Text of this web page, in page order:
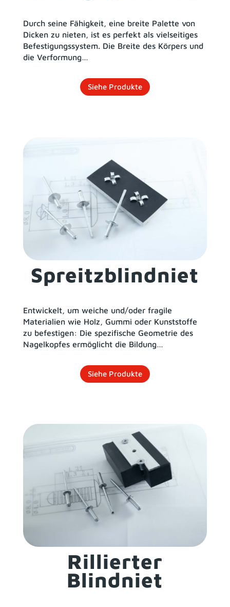
Durch seine Fähigkeit, eine breite Palette von
Dicken zu nieten, ist es perfekt als vielseitiges
Befestigungssystem. Die Breite des Körpers und
die Verformung…
Siehe Produkte
Spreitzblindniet
Entwickelt, um weiche und/oder fragile
Materialien wie Holz, Gummi oder Kunststoffe
zu befestigen: Die spezifische Geometrie des
Nagelkopfes ermöglicht die Bildung…
Siehe Produkte
Rillierter
Blindniet